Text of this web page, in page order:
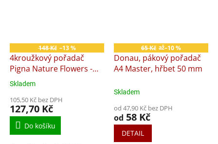
148 Kč –13 %
4kroužkový pořadač
Pigna Nature Flowers -
A4, 35 mm, mix motivů
Průměrné
produktu
je
5,0
Skladem
105,50 Kč bez DPH
127,70 Kč
Do košíku
65 Kč až–10 %
Donau, pákový pořadač
A4 Master, hřbet 50 mm
Skladem
od 47,90 Kč bez DPH
od 58 Kč
DETAIL